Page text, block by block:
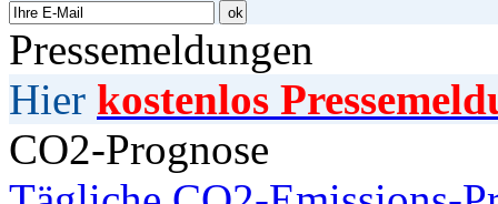
Pressemeldungen
Hier kostenlos
CO2-Prognose